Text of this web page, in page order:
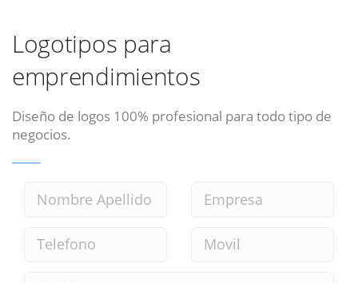
Logotipos para
emprendimientos
Diseño de logos 100% profesional para todo tipo de
negocios.